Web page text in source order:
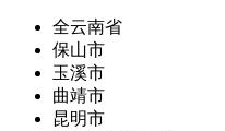
全云南省
保山市
玉溪市
曲靖市
昆明市